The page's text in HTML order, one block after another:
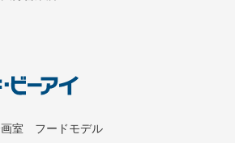
室 フードモデル